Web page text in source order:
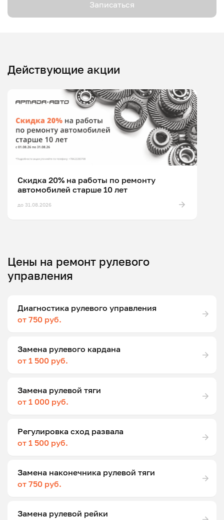
Записаться
Действующие акции
Скидка 20% на работы по ремонту
автомобилей старше 10 лет
до 31.08.2026
Цены на ремонт рулевого
управления
Диагностика рулевого управления
от 750 руб.
Замена рулевого кардана
от 1 500 руб.
Замена рулевой тяги
от 1 000 руб.
Регулировка сход развала
от 1 500 руб.
Замена наконечника рулевой тяги
от 750 руб.
Замена рулевой рейки